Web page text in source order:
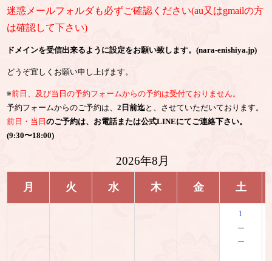
迷惑メールフォルダも必ずご確認ください(au又はgmailの方
は確認して下さい)
ドメインを受信出来るように設定をお願い致します。(nara-enishiya.jp)
どうぞ宜しくお願い申し上げます。
※前日、及び当日の予約フォームからの予約は受付ておりません。
予約フォームからのご予約は、2日前迄と、させていただいております。
前日・当日のご予約は、お電話または公式LINEにてご連絡下さい。
(9:30〜18:00)
2026年8月
月 火 水 木 金 土
1
－
－